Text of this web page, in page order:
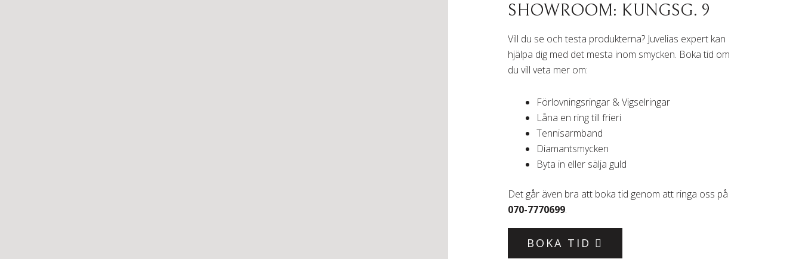
SHOWROOM: KUNGSG. 9
Vill du se och testa produkterna? Juvelias expert kan
hjälpa dig med det mesta inom smycken. Boka tid om
du vill veta mer om:
Förlovningsringar & Vigselringar
Låna en ring till frieri
Tennisarmband
Diamantsmycken
Byta in eller sälja guld
Det går även bra att boka tid genom att ringa oss på
070-7770699.
BOKA TID